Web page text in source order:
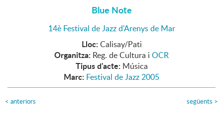
Blue Note
14è Festival de Jazz d'Arenys de Mar
Lloc: Calisay/Pati
Organitza: Reg. de Cultura i OCR
Tipus d'acte: Música
Marc: Festival de Jazz 2005
< anteriors següents >